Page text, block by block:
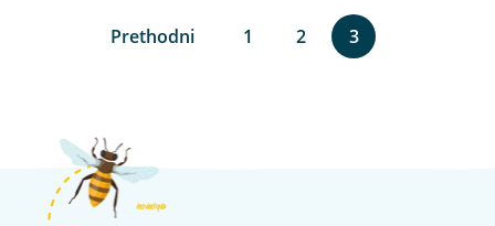
Prethodni 1 2 3
kosnicashop.ba